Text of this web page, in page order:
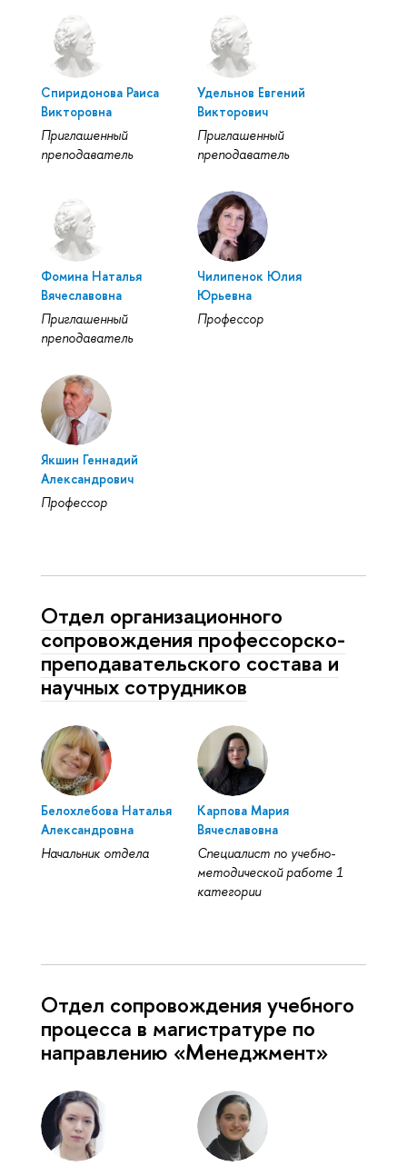
Спиридонова Раиса
Викторовна
Приглашенный
преподаватель
Удельнов Евгений
Викторович
Приглашенный
преподаватель
Фомина Наталья
Вячеславовна
Приглашенный
преподаватель
Чилипенок Юлия
Юрьевна
Профессор
Якшин Геннадий
Александрович
Профессор
Отдел организационного
сопровождения профессорско-
преподавательского состава и
научных сотрудников
Белохлебова Наталья
Александровна
Начальник отдела
Карпова Мария
Вячеславовна
Специалист по учебно-
методической работе 1
категории
Отдел сопровождения учебного
процесса в магистратуре по
направлению «Менеджмент»